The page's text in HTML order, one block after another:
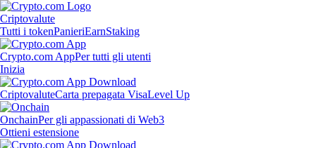
Criptovalute
Tutti i tokenPanieriEarnStaking
Crypto.com AppPer tutti gli utenti
Inizia
CriptovaluteCarta prepagata VisaLevel Up
OnchainPer gli appassionati di Web3
Ottieni estensione